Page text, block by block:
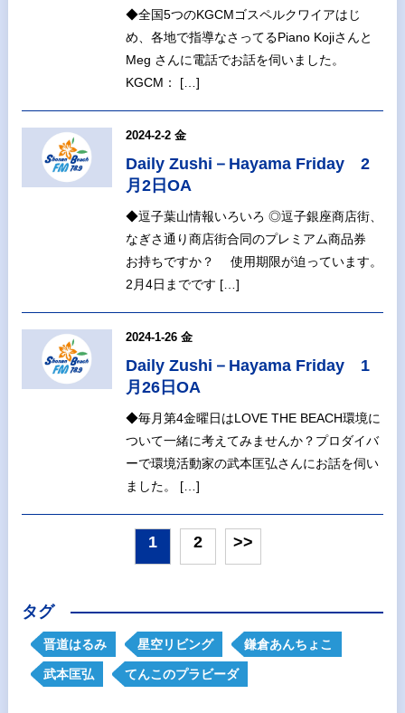
◆全国5つのKGCMゴスペルクワイアはじ
め、各地で指導なさってるPiano Kojiさんと
Meg さんに電話でお話を伺いました。
KGCM： […]
2024-2-2 金
Daily Zushi－Hayama Friday 2
月2日OA
◆逗子葉山情報いろいろ ◎逗子銀座商店街、
なぎさ通り商店街合同のプレミアム商品券
お持ちですか？ 使用期限が迫っています。
2月4日までです […]
2024-1-26 金
Daily Zushi－Hayama Friday 1
月26日OA
◆毎月第4金曜日はLOVE THE BEACH環境に
ついて一緒に考えてみませんか？プロダイバ
ーで環境活動家の武本匡弘さんにお話を伺い
ました。 […]
1 2 >>
タグ
晋道はるみ 星空リビング 鎌倉あんちょこ
武本匡弘 てんこのプラビーダ